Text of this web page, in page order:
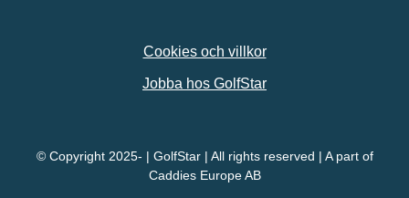
Cookies och villkor
Jobba hos GolfStar
© Copyright 2025- | GolfStar | All rights reserved | A part of
Caddies Europe AB